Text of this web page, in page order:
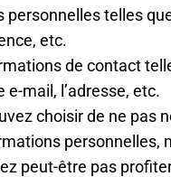
personnelles telles
etc.
de contact
e-mail, l’adresse, etc.
choisir de ne pas
personnelles,
peut-être pas